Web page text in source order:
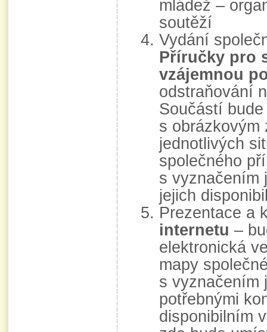
mládež –
soutěží
Vydání
Příručky pro
vzájemnou
odstraňování
Součástí
s obrázkovým
jednotlivých
společného
s vyznačením
jejich
Prezentace a
internetu –
elektronická
mapy
s vyznačením
potřebnými
disponibilním